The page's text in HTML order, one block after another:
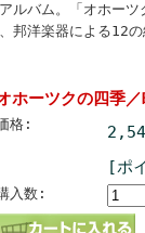
ルバム。「オホー
邦洋楽器による12の
ホーツクの四季／
格:
[ポ
入数: